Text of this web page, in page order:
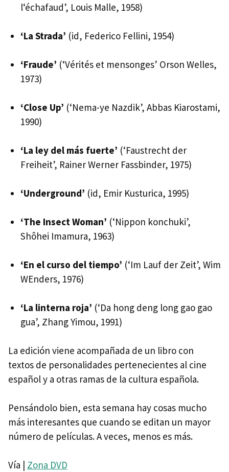
l‘échafaud’, Louis Malle, 1958)
‘La Strada’ (id, Federico Fellini, 1954)
‘Fraude’ (‘Vérités et mensonges’ Orson Welles,
1973)
‘Close Up’ (‘Nema-ye Nazdik’, Abbas Kiarostami,
1990)
‘La ley del más fuerte’ (‘Faustrecht der
Freiheit’, Rainer Werner Fassbinder, 1975)
‘Underground’ (id, Emir Kusturica, 1995)
‘The Insect Woman’ (‘Nippon konchuki’,
Shôhei Imamura, 1963)
‘En el curso del tiempo’ (‘Im Lauf der Zeit’, Wim
WEnders, 1976)
‘La linterna roja’ (‘Da hong deng long gao gao
gua’, Zhang Yimou, 1991)
La edición viene acompañada de un libro con
textos de personalidades pertenecientes al cine
español y a otras ramas de la cultura española.
Pensándolo bien, esta semana hay cosas mucho
más interesantes que cuando se editan un mayor
número de películas. A veces, menos es más.
Vía | Zona DVD